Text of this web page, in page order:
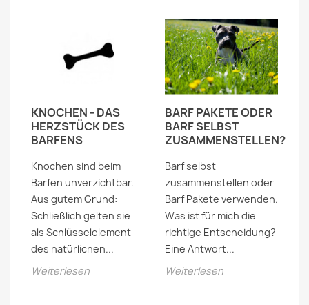
KNOCHEN - DAS
HERZSTÜCK DES
BARFENS
Knochen sind beim
Barfen unverzichtbar.
Aus gutem Grund:
Schließlich gelten sie
als Schlüsselelement
des natürlichen...
Weiterlesen
BARF PAKETE ODER
BARF SELBST
ZUSAMMENSTELLEN?
Barf selbst
zusammenstellen oder
Barf Pakete verwenden.
Was ist für mich die
richtige Entscheidung?
Eine Antwort...
Weiterlesen